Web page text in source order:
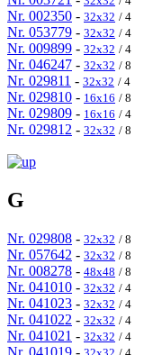
Nr. 002350 - 32x32 / 4
Nr. 053779 - 32x32 / 4
Nr. 009899 - 32x32 / 4
Nr. 046247 - 32x32 / 8
Nr. 029811 - 32x32 / 4
Nr. 029810 - 16x16 / 8
Nr. 029809 - 16x16 / 4
Nr. 029812 - 32x32 / 8
G
Nr. 029808 - 32x32 / 8
Nr. 057642 - 32x32 / 8
Nr. 008278 - 48x48 / 8
Nr. 041010 - 32x32 / 4
Nr. 041023 - 32x32 / 4
Nr. 041022 - 32x32 / 4
Nr. 041021 - 32x32 / 4
Nr. 041019 -